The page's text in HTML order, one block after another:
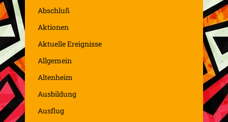
Abschluß
Aktionen
Aktuelle Ereignisse
Allgemein
Altenheim
Ausbildung
Ausflug